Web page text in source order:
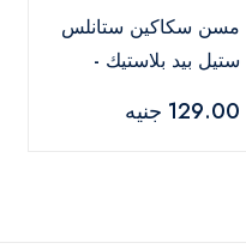
مسن سكاكين ستانلس
ستيل بيد بلاستيك -
129.00 جنيه